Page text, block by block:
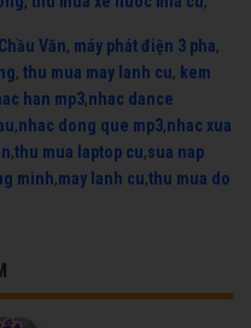
Văn, máy phát điện 3 pha,
, thu mua may lanh cu, kem
han mp3,nhac dance
,nhac dong que mp3,nhac xua
,thu mua laptop cu,sua nap
minh,may lanh cu,thu mua do